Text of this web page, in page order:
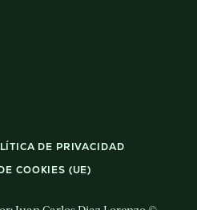
DE PRIVACIDAD
COOKIES (UE)